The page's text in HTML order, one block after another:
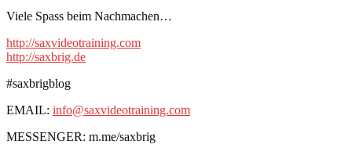
Viele Spass beim Nachmachen…
http://saxvideotraining.com
http://saxbrig.de
#saxbrigblog
EMAIL: info@saxvideotraining.com
MESSENGER: m.me/saxbrig